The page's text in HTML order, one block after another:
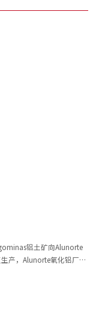
铝土矿向Alunorte
产，Alunorte氧化铝厂产